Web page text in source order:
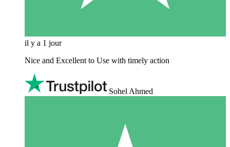
il y a 1 jour
Nice and Excellent to Use with timely action
Sohel Ahmed